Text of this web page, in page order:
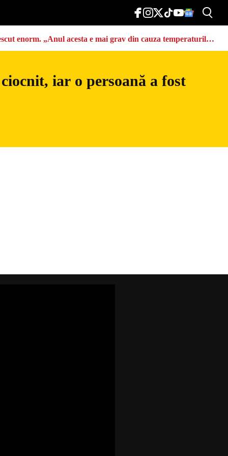
enorm. „Anul acesta e mai grav din cauza temperaturilor
iar o persoană a fost